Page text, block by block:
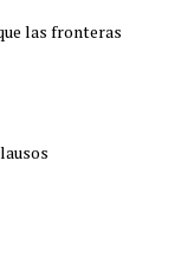
las fronteras